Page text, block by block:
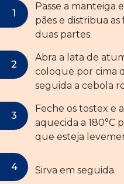
Passe a manteiga
pães e distribua
duas partes.
Abra a lata de
coloque por cima
seguida a cebola
Feche os tostex e
aquecida a 180°C
que esteja
Sirva em seguida.